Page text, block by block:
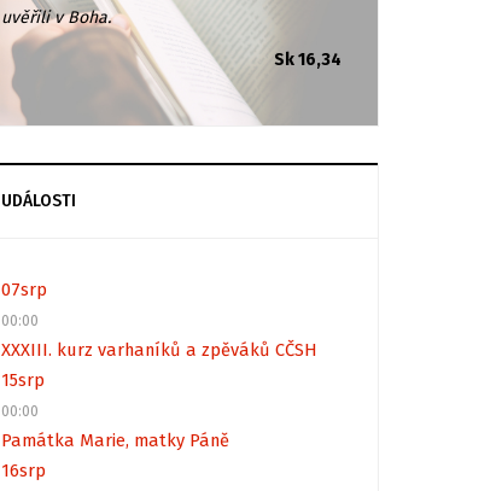
uvěřili v Boha.
Sk 16,34
UDÁLOSTI
07srp
00:00
XXXIII. kurz varhaníků a zpěváků CČSH
15srp
00:00
Památka Marie, matky Páně
16srp